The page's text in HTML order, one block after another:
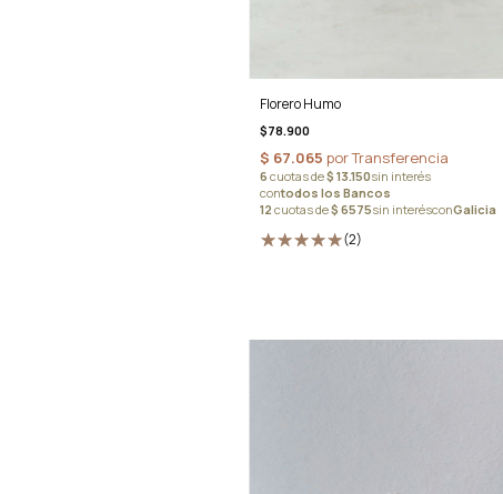
Florero Humo
$78.900
(2)